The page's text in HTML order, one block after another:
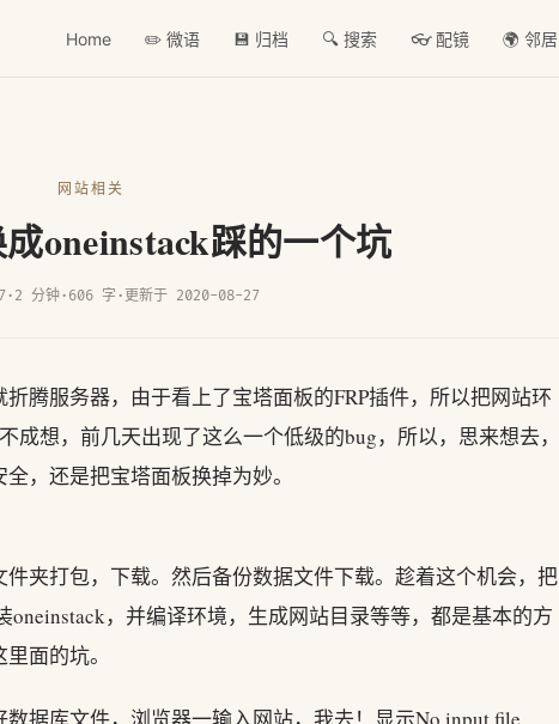
Home ✏️ 微语 💾 归档 🔍 搜索 👓 配镜 🌍 邻居
网站相关
oneinstack踩的一个坑
· 2 分钟· 606 字 · 更新于 2020-08-27
腾服务器，由于看上了宝塔面板的FRP插件，所以把网站环
成想，前几天出现了这么一个低级的bug，所以，思来想去，
，还是把宝塔面板换掉为妙。
夹打包，下载。然后备份数据文件下载。趁着这个机会，把
oneinstack，并编译环境，生成网站目录等等，都是基本的方
面的坑。